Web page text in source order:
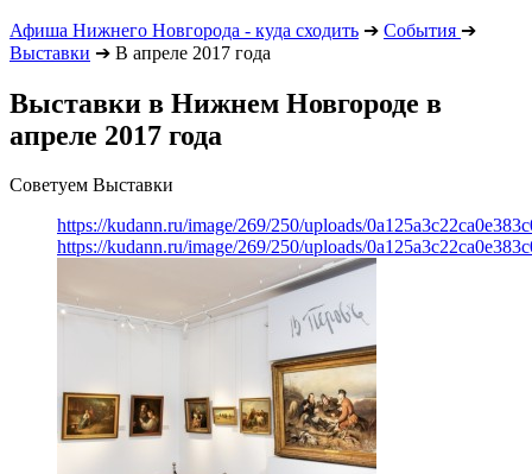
Афиша Нижнего Новгорода - куда сходить ➔ События ➔
Выставки ➔ В апреле 2017 года
Выставки в Нижнем Новгороде в
апреле 2017 года
Советуем Выставки
https://kudann.ru/image/269/250/uploads/
https://kudann.ru/image/269/250/uploads/